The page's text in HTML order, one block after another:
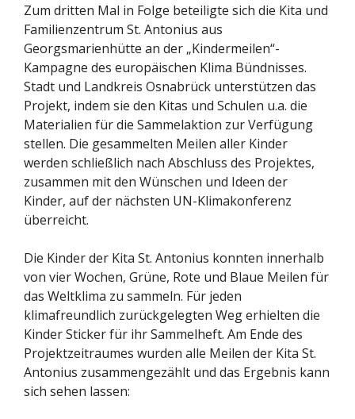
Zum dritten Mal in Folge beteiligte sich die Kita und
Familienzentrum St. Antonius aus
Georgsmarienhütte an der „Kindermeilen“-
Kampagne des europäischen Klima Bündnisses.
Stadt und Landkreis Osnabrück unterstützen das
Projekt, indem sie den Kitas und Schulen u.a. die
Materialien für die Sammelaktion zur Verfügung
stellen. Die gesammelten Meilen aller Kinder
werden schließlich nach Abschluss des Projektes,
zusammen mit den Wünschen und Ideen der
Kinder, auf der nächsten UN-Klimakonferenz
überreicht.
Die Kinder der Kita St. Antonius konnten innerhalb
von vier Wochen, Grüne, Rote und Blaue Meilen für
das Weltklima zu sammeln. Für jeden
klimafreundlich zurückgelegten Weg erhielten die
Kinder Sticker für ihr Sammelheft. Am Ende des
Projektzeitraumes wurden alle Meilen der Kita St.
Antonius zusammengezählt und das Ergebnis kann
sich sehen lassen: